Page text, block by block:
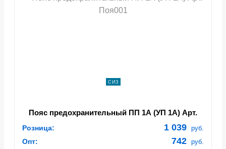
СИЗ
Пояс предохранительный ПП 1А (УП 1А) Арт.
Розница: 1 039 руб.
Опт: 742 руб.